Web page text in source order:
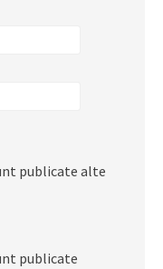
publicate alte
publicate